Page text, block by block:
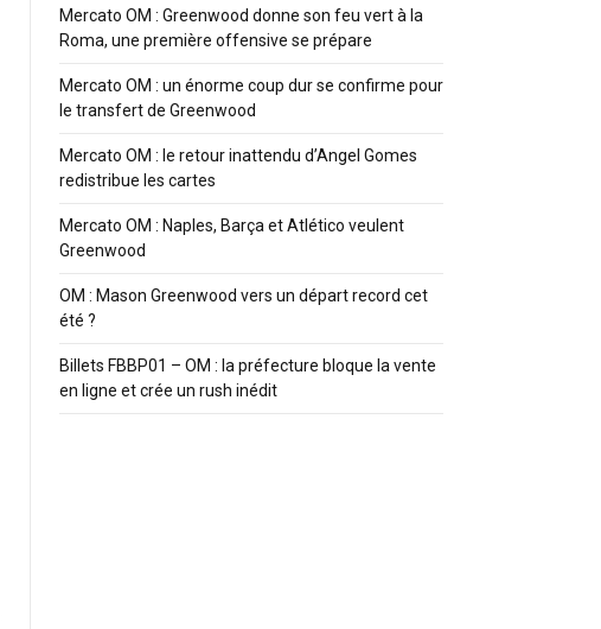
Mercato OM : Greenwood donne son feu vert à la
Roma, une première offensive se prépare
Mercato OM : un énorme coup dur se confirme pour
le transfert de Greenwood
Mercato OM : le retour inattendu d’Angel Gomes
redistribue les cartes
Mercato OM : Naples, Barça et Atlético veulent
Greenwood
OM : Mason Greenwood vers un départ record cet
été ?
Billets FBBP01 – OM : la préfecture bloque la vente
en ligne et crée un rush inédit